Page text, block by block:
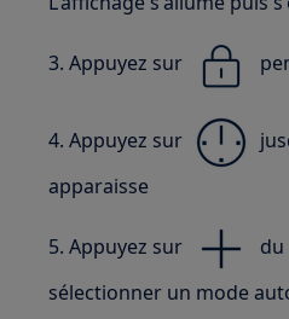
3. Appuyez sur
4. Appuyez sur
apparaisse
5. Appuyez sur
sélectionner un mode